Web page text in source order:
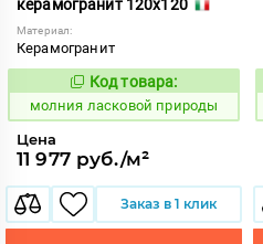
керамогранит 120x120
Материал:
Керамогранит
1005350
Код товара:
молния ласковой природы
Цена
11 977 руб./м²
Заказ в 1 клик